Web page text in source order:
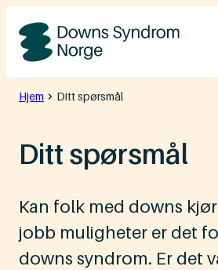
Hopp
Downs
Syndrom
Hjem Ditt spørsmål
Ditt spørsmål
Kan folk med downs
jobb muligheter er det
downs syndrom. Er det